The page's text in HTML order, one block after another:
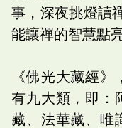
事，深夜挑燈讀
能讓禪的智慧點
《佛光大藏經
有九大類，即：
藏、法華藏、唯